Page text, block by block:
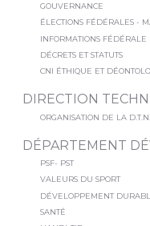
GOUVERNANCE
ÉLECTIONS FÉDÉRALES -
INFORMATIONS FÉDÉRALE
DÉCRETS ET STATUTS
CNI ÉTHIQUE ET
DIRECTION
ORGANISATION DE LA D.T.N.
DÉPARTEMENT
PSF- PST
VALEURS DU SPORT
DÉVELOPPEMENT
SANTÉ